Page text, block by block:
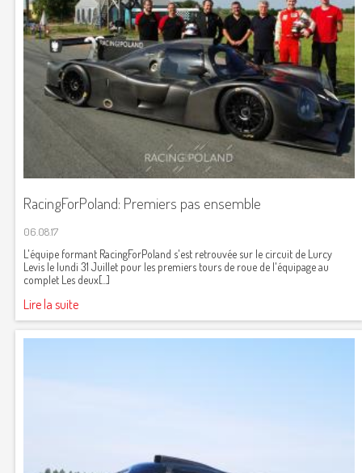
RacingForPoland: Premiers pas ensemble
06.08.17
L'équipe formant RacingForPoland s'est retrouvée sur le circuit de Lurcy
Levis le lundi 31 Juillet pour les premiers tours de roue de l'équipage au
complet Les deux[...]
Lire la suite